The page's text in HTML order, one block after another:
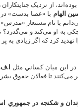
از نزدیک
الهام با «عصا بدست» در
با نام مستعار
به او می‌کند و مي‌گذرد؟
تهدید کرد که اگر زیادی
در این میان كساني مثل
می‌کنند تا فعالان حقوق بشر
و شكنجه در جمهوري